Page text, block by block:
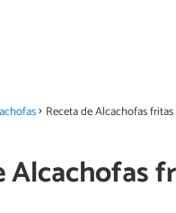
Receta de Alcachofas
Alcachofas